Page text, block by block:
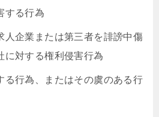
する行為
人企業または第三者を誹謗中傷
に対する権利侵害行為
る行為、またはその虞のある行